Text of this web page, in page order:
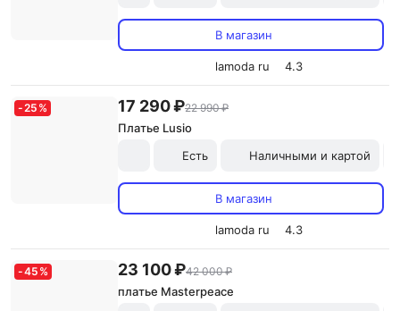
В магазин
lamoda ru 4.3
-25 % 17 290 ₽22 990 ₽
Платье Lusio
Есть
Наличными и картой
В магазин
lamoda ru 4.3
-45 % 23 100 ₽42 000 ₽
платье Masterpeace